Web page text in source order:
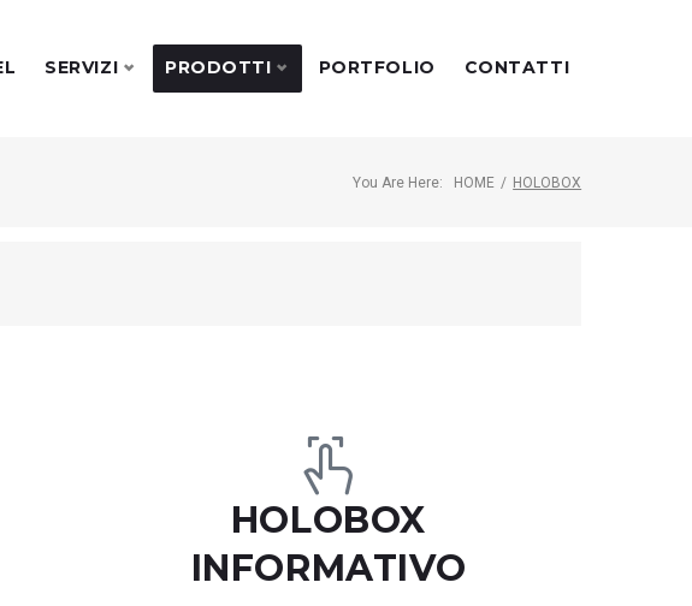
SERVIZI PRODOTTI PORTFOLIO CONTATTI
You Are Here: HOME / HOLOBOX
HOLOBOX
INFORMATIVO